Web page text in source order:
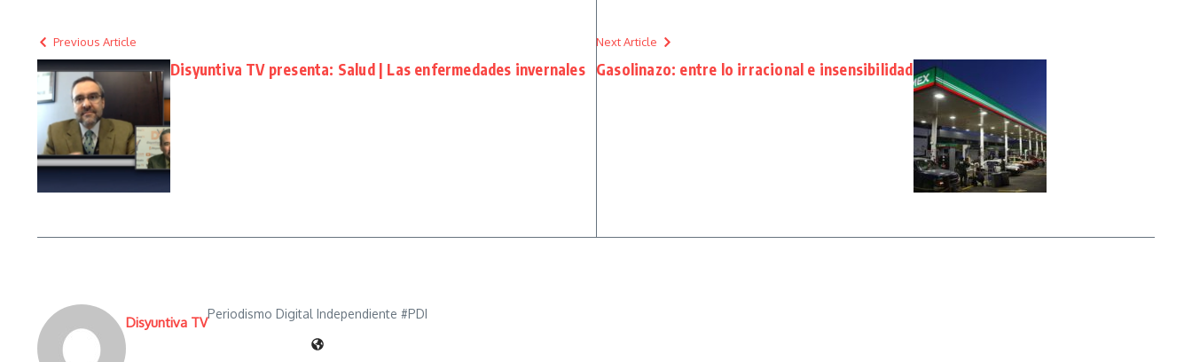
Previous Article
Disyuntiva TV presenta: Salud | Las enfermedades invernales
Next Article
Gasolinazo: entre lo irracional e insensibilidad
Disyuntiva TV
Periodismo Digital Independiente #PDI